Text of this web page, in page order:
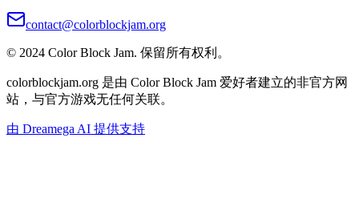
contact@colorblockjam.org
© 2024 Color Block Jam. 保留所有权利。
colorblockjam.org 是由 Color Block Jam 爱好者建立的非官方网
站，与官方游戏无任何关联。
由 Dreamega AI 提供支持